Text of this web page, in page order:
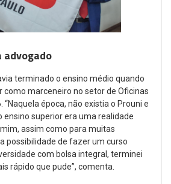
advogado
terminado o ensino médio quando
como marceneiro no setor de Oficinas
“Naquela época, não existia o Prouni e
ensino superior era uma realidade
assim como para muitas
possibilidade de fazer um curso
com bolsa integral, terminei
rápido que pude”, comenta.